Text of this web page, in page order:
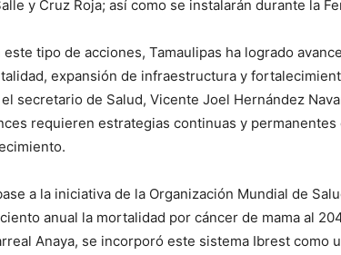
y Cruz Roja; así como se instalarán durante la
este tipo de acciones, Tamaulipas ha logrado
expansión de infraestructura y
secretario de Salud, Vicente Joel Hernández
requieren estrategias continuas y
a la iniciativa de la Organización Mundial de
anual la mortalidad por cáncer de mama al
Anaya, se incorporó este sistema Ibrest como